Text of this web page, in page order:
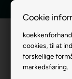
Cookie
cookies, til at
forskellige
markedsføring.
Menu